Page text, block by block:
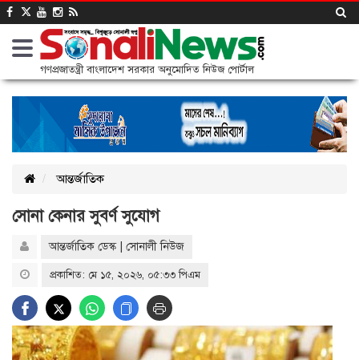
গণপ্রজাতন্ত্রী বাংলাদেশ সরকার অনুমোদিত নিউজ পোর্টাল
আন্তর্জাতিক
সোনা কেনার সুবর্ণ সুযোগ
আন্তর্জাতিক ডেস্ক | সোনালী নিউজ
প্রকাশিত: মে ১৫, ২০২৬, ০৫:৩৩ পিএম